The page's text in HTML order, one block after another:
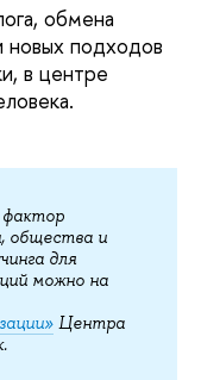
обмена
новых подходов
в центре
общества и
для
можно на
Центра